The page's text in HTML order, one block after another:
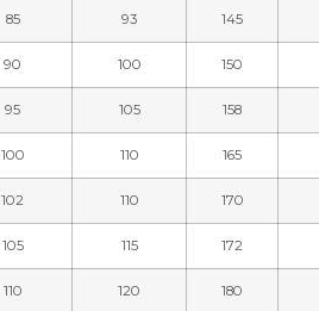
85 93 145
90 100 150
95 105 158
100 110 165
102 110 170
105 115 172
110 120 180